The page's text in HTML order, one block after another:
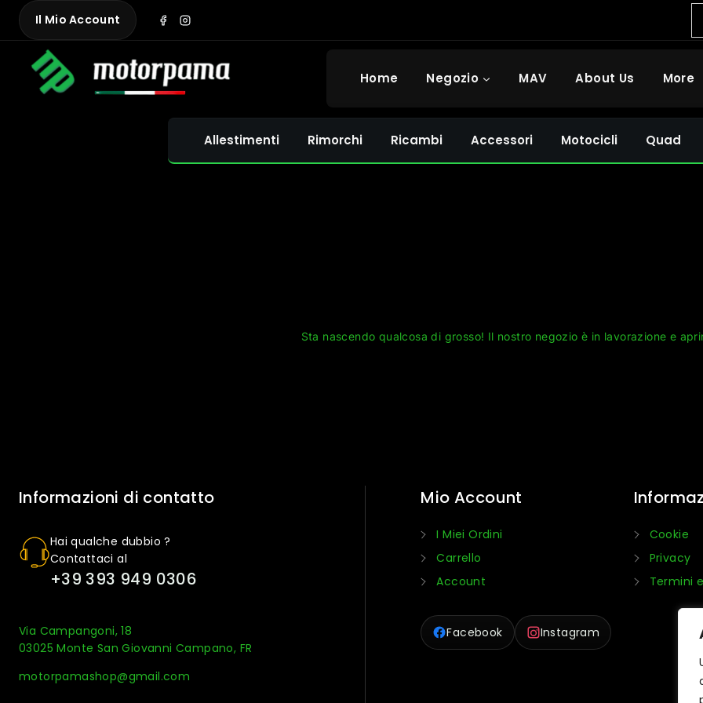
Skip
content
Il Mio Account
Home Negozio MAV About Us More
Allestimenti Rimorchi Ricambi Accessori Motocicli Quad
Sta nascendo qualcosa di grosso! Il nostro negozio è in lavorazione e
Informazioni di contatto
Hai qualche dubbio ?
Contattaci al
+39 393 949 0306
Via Campangoni, 18
03025 Monte San Giovanni Campano, FR
motorpamashop@gmail.com
Mio Account
I Miei Ordini
Carrello
Account
Facebook Instagram
Cookie
Privacy
Termini